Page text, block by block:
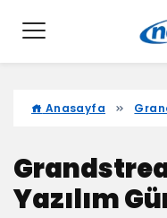
Anasayfa
Yazılım